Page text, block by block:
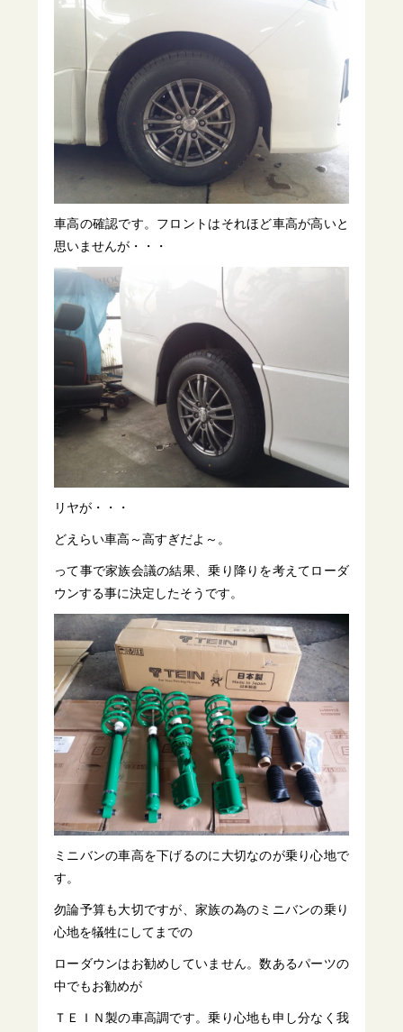
車高の確認です。フロントはそれほど車高が高いと
思いませんが・・・
リヤが・・・
どえらい車高～高すぎだよ～。
って事で家族会議の結果、乗り降りを考えてローダ
ウンする事に決定したそうです。
ミニバンの車高を下げるのに大切なのが乗り心地で
す。
勿論予算も大切ですが、家族の為のミニバンの乗り
心地を犠牲にしてまでの
ローダウンはお勧めしていません。数あるパーツの
中でもお勧めが
ＴＥＩＮ製の車高調です。乗り心地も申し分なく我